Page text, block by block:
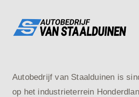
Autobedrijf van Staalduinen is
op het industrieterrein